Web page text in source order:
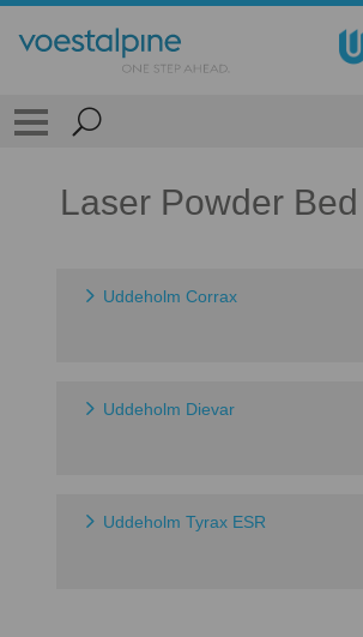
Laser Powder
Uddeholm Corrax
Uddeholm Dievar
Uddeholm Tyrax ESR